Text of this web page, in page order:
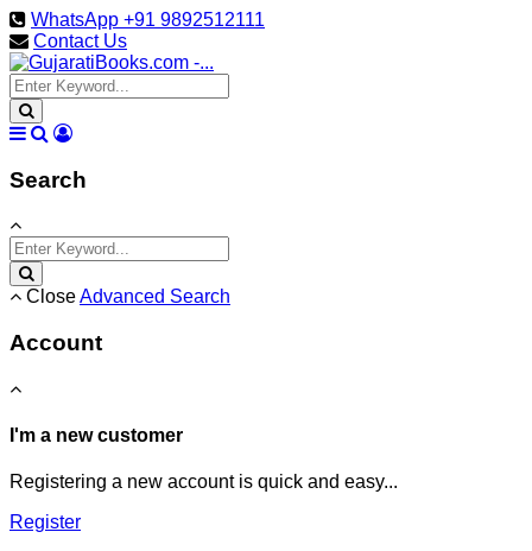
WhatsApp +91 9892512111
Contact Us
Search
CloseAdvanced Search
Account
I'm a new customer
Registering a new account is quick and easy...
Register